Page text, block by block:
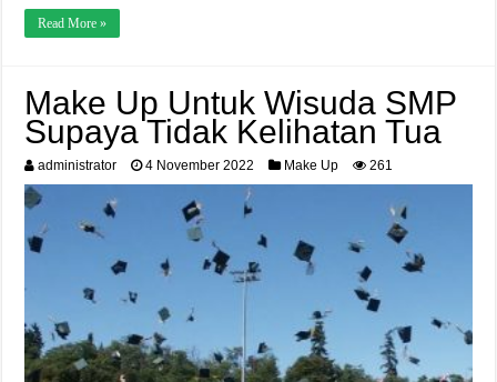
Read More »
Make Up Untuk Wisuda SMP
Supaya Tidak Kelihatan Tua
administrator 4 November 2022 Make Up 261